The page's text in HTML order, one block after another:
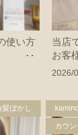
使い方
当店
お客
2026/
髪ぼかし
カウ